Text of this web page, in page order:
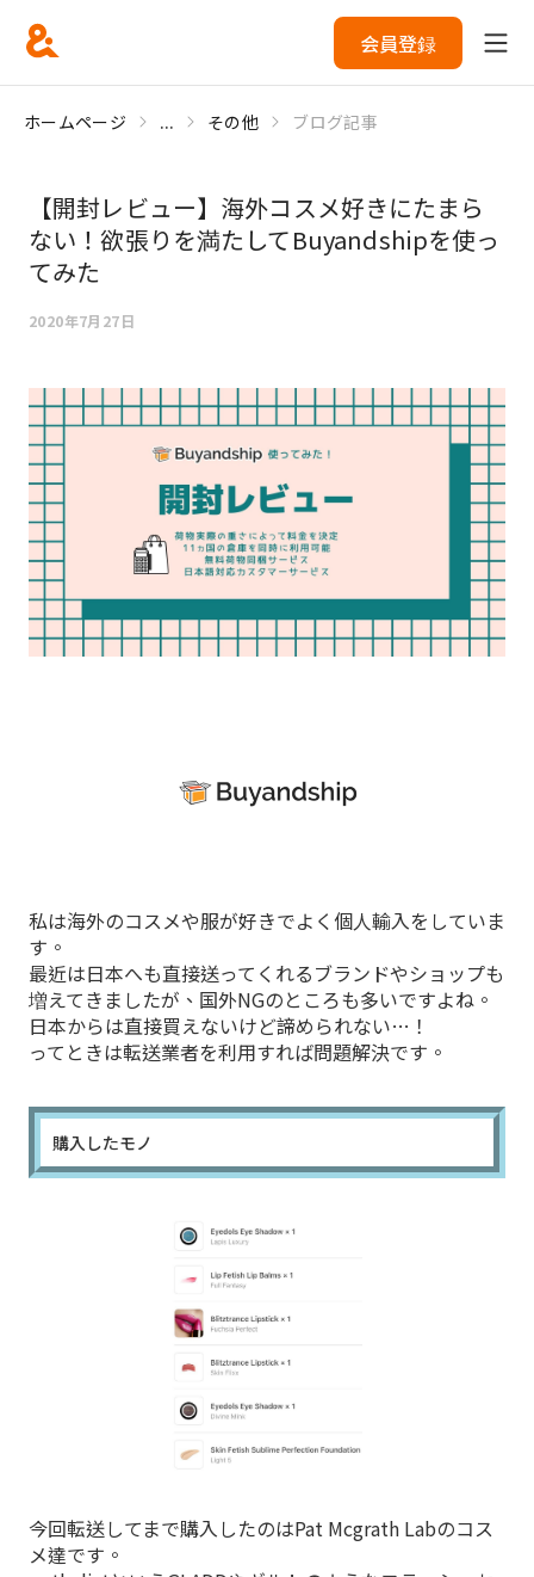
会員登録
ホームページ ... その他 ブログ記事
【開封レビュー】海外コスメ好きにたまら
ない！欲張りを満たしてBuyandshipを使っ
てみた
2020年7月27日
私は海外のコスメや服が好きでよく個人輸入をしていま
す。
最近は日本へも直接送ってくれるブランドやショップも
増えてきましたが、国外NGのところも多いですよね。
日本からは直接買えないけど諦められない…！
ってときは転送業者を利用すれば問題解決です。
購入したモノ
今回転送してまで購入したのはPat Mcgrath Labのコス
メ達です。